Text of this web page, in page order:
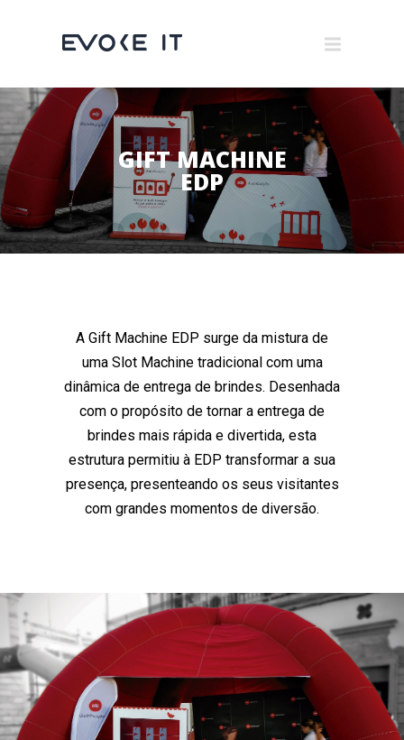
×
Museums
Brand Activation
Corporate
All
GIFT MACHINE
EDP
A Gift Machine EDP surge da mistura de
uma Slot Machine tradicional com uma
dinâmica de entrega de brindes. Desenhada
com o propósito de tornar a entrega de
brindes mais rápida e divertida, esta
estrutura permitiu à EDP transformar a sua
presença, presenteando os seus visitantes
com grandes momentos de diversão.